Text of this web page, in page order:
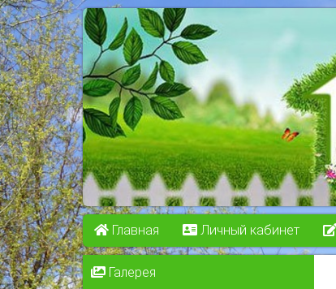
Главная Личный кабинет
Галерея